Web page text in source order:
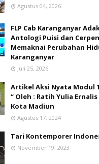
Agustus 04, 2026
FLP Cab Karanganyar
Antologi Puisi dan
Memaknai Perubahan
Karanganyar
Juli 25, 2026
Artikel Aksi Nyata Modul
“ Oleh : Ratih Yulia Ernalis
Kota Madiun
Agustus 17, 2024
Tari Kontemporer
November 19, 2023